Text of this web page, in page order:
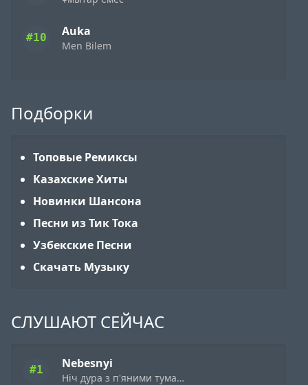
#10 Auka
Men Bilem
Подборки
Топовые Ремиксы
Казахские Хиты
Новинки Шансона
Песни из Тик Тока
Узбекские Песни
Скачать Музыку
СЛУШАЮТ СЕЙЧАС
#1 Nebesnyi
Ніч дура з п'яними туманами